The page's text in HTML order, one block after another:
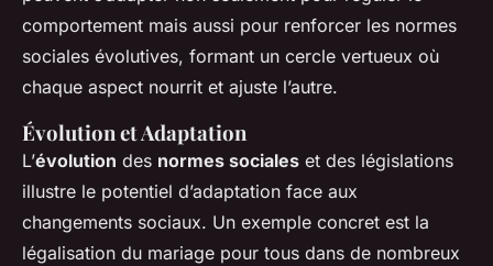
comportement mais aussi pour renforcer les normes
sociales évolutives, formant un cercle vertueux où
chaque aspect nourrit et ajuste l’autre.
Évolution et Adaptation
L’évolution des normes sociales et des législations
illustre le potentiel d’adaptation face aux
changements sociaux. Un exemple concret est la
légalisation du mariage pour tous dans de nombreux